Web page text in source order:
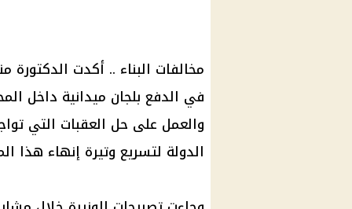
مخالفات البناء .. أكدت الدكتورة
في الدفع بلجان ميدانية داخل
والعمل على حل العقبات التي
الدولة لتسريع وتيرة إنهاء هذا